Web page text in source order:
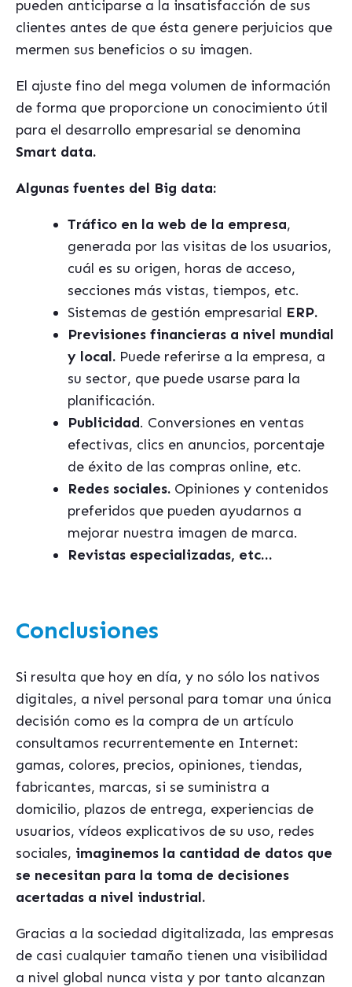
pueden anticiparse a la insatisfacción de sus
clientes antes de que ésta genere perjuicios que
mermen sus beneficios o su imagen.
El ajuste fino del mega volumen de información
de forma que proporcione un conocimiento útil
para el desarrollo empresarial se denomina
Smart data.
Algunas fuentes del Big data:
Tráfico en la web de la empresa,
generada por las visitas de los usuarios,
cuál es su origen, horas de acceso,
secciones más vistas, tiempos, etc.
Sistemas de gestión empresarial ERP.
Previsiones financieras a nivel mundial
y local. Puede referirse a la empresa, a
su sector, que puede usarse para la
planificación.
Publicidad. Conversiones en ventas
efectivas, clics en anuncios, porcentaje
de éxito de las compras online, etc.
Redes sociales. Opiniones y contenidos
preferidos que pueden ayudarnos a
mejorar nuestra imagen de marca.
Revistas especializadas, etc…
Conclusiones
Si resulta que hoy en día, y no sólo los nativos
digitales, a nivel personal para tomar una única
decisión como es la compra de un artículo
consultamos recurrentemente en Internet:
gamas, colores, precios, opiniones, tiendas,
fabricantes, marcas, si se suministra a
domicilio, plazos de entrega, experiencias de
usuarios, vídeos explicativos de su uso, redes
sociales, imaginemos la cantidad de datos que
se necesitan para la toma de decisiones
acertadas a nivel industrial.
Gracias a la sociedad digitalizada, las empresas
de casi cualquier tamaño tienen una visibilidad
a nivel global nunca vista y por tanto alcanzan